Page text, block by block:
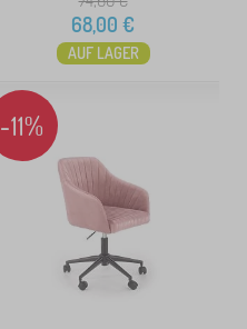
68,00 €
AUF LAGER
-11%